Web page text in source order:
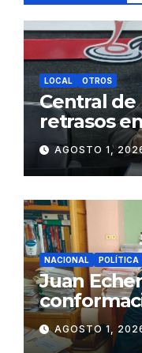
LOCAL OTROS
Central
retrasos
de Agua y
Juliaca
AGOSTO 1,
NACIONAL POLÍTICA
Juan
gabinete
Fujimori
AGOSTO 1,